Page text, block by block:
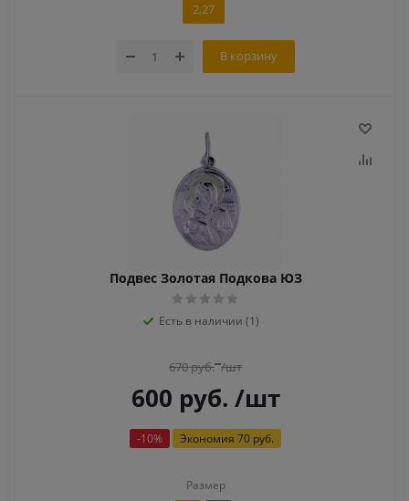
2,27
В корзину
Подвес Золотая Подкова ЮЗ
Есть в наличии (1)
670руб. /шт
600 руб. /шт
-10% Экономия 70 руб.
Размер